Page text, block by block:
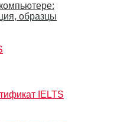
образцы
IELTS